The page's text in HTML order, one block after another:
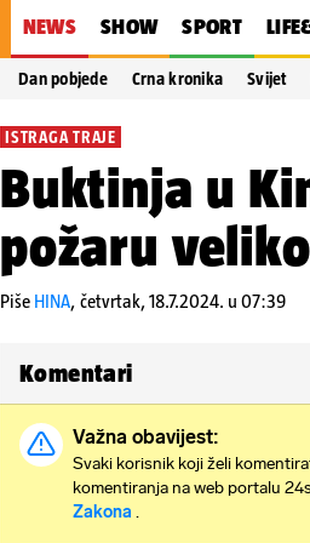
NEWS SHOW SPORT
Dan pobjede Crna kronika Svijet
ISTRAGA TRAJE
Buktinja u
požaru
Piše HINA, četvrtak, 18.7.2024. u 07:39
Komentari
Važna obavijest:
Svaki korisnik koji želi
komentiranja na web portalu
Zakona .